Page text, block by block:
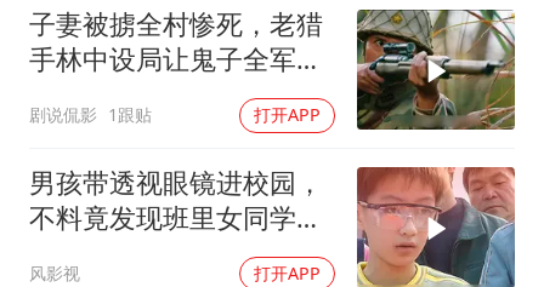
总书记关心百姓身边这些民生大事
子妻被掳全村惨死，老猎
手林中设局让鬼子全军覆
剧说侃影 1跟贴 打开APP
男孩带透视眼镜进校园，
不料竟发现班里女同学的
风影视 打开APP